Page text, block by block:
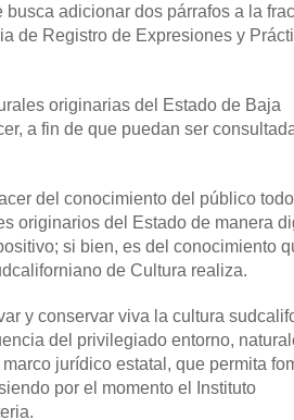
adicionar dos párrafos a la
de Registro de Expresiones y
originarias del Estado de Baja
a fin de que puedan ser
del conocimiento del público todo
originarios del Estado de manera
si bien, es del conocimiento
de Cultura realiza.
y conservar viva la cultura
del privilegiado entorno,
jurídico estatal, que permita
por el momento el Instituto